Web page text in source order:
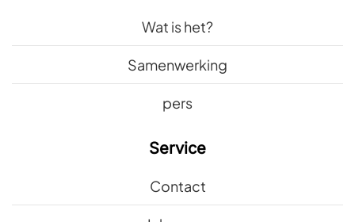
Wat is het?
Samenwerking
pers
Service
Contact